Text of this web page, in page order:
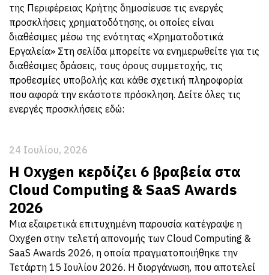
της Περιφέρειας Κρήτης δημοσίευσε τις ενεργές
προσκλήσεις χρηματοδότησης, οι οποίες είναι
διαθέσιμες μέσω της ενότητας «Χρηματοδοτικά
Εργαλεία» Στη σελίδα μπορείτε να ενημερωθείτε για τις
διαθέσιμες δράσεις, τους όρους συμμετοχής, τις
προθεσμίες υποβολής και κάθε σχετική πληροφορία
που αφορά την εκάστοτε πρόσκληση. Δείτε όλες τις
ενεργές προσκλήσεις εδώ:
24 Ιουλίου, 2026
Η Oxygen κερδίζει 6 βραβεία στα
Cloud Computing & SaaS Awards
2026
Μια εξαιρετικά επιτυχημένη παρουσία κατέγραψε η
Oxygen στην τελετή απονομής των Cloud Computing &
SaaS Awards 2026, η οποία πραγματοποιήθηκε την
Τετάρτη 15 Ιουλίου 2026. Η διοργάνωση, που αποτελεί